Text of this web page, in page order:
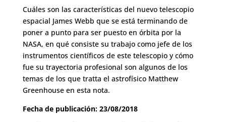
Cuáles son las características del nuevo telescopio
espacial James Webb que se está terminando de
poner a punto para ser puesto en órbita por la
NASA, en qué consiste su trabajo como jefe de los
instrumentos científicos de este telescopio y cómo
fue su trayectoria profesional son algunos de los
temas de los que tratta el astrofísico Matthew
Greenhouse en esta nota.
Fecha de publicación: 23/08/2018